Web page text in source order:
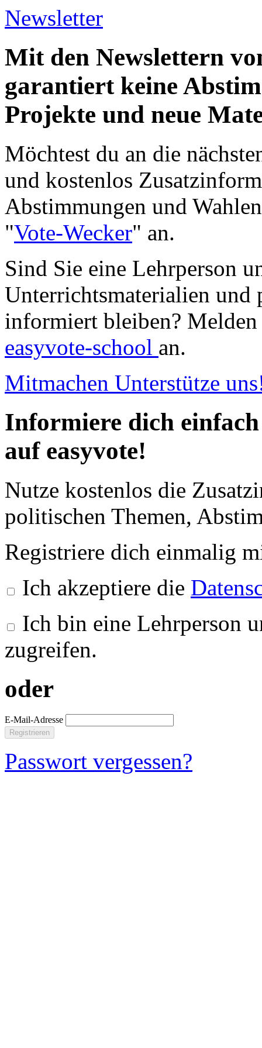
Newsletter
Mit den Newslettern
garantiert keine
Projekte und neue
Möchtest du an die
und kostenlos
Abstimmungen und
"Vote-Wecker" an.
Sind Sie eine Lehrperson
Unterrichtsmaterialien
informiert bleiben?
easyvote-school an.
Mitmachen Unterstütze
Informiere dich
auf easyvote!
Nutze kostenlos die
politischen Themen,
Registriere dich einmalig
Ich akzeptiere die
Ich bin eine Lehrperson
zugreifen.
oder
E-Mail-Adresse
Registrieren
Passwort vergessen?